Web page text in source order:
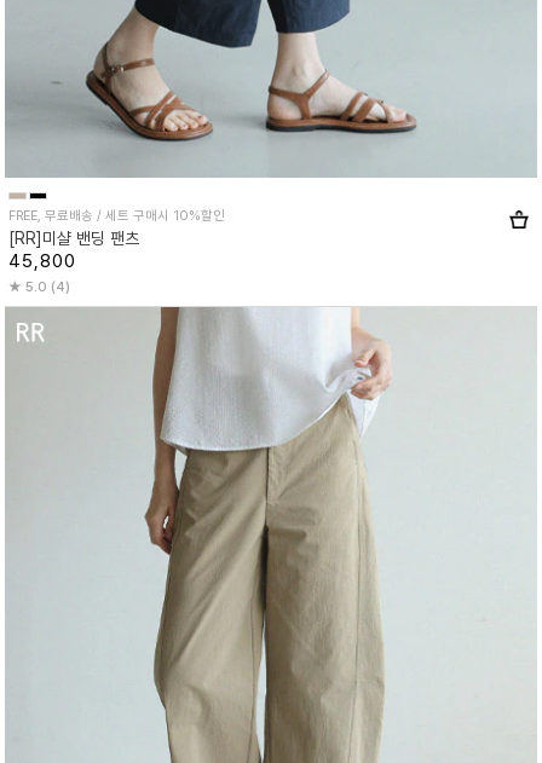
FREE, 무료배송 / 세트 구매시 10%할인
[RR]미샬 밴딩 팬츠
45,800
5.0 (4)